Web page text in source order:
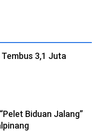
3,1 Juta
Biduan Jalang”